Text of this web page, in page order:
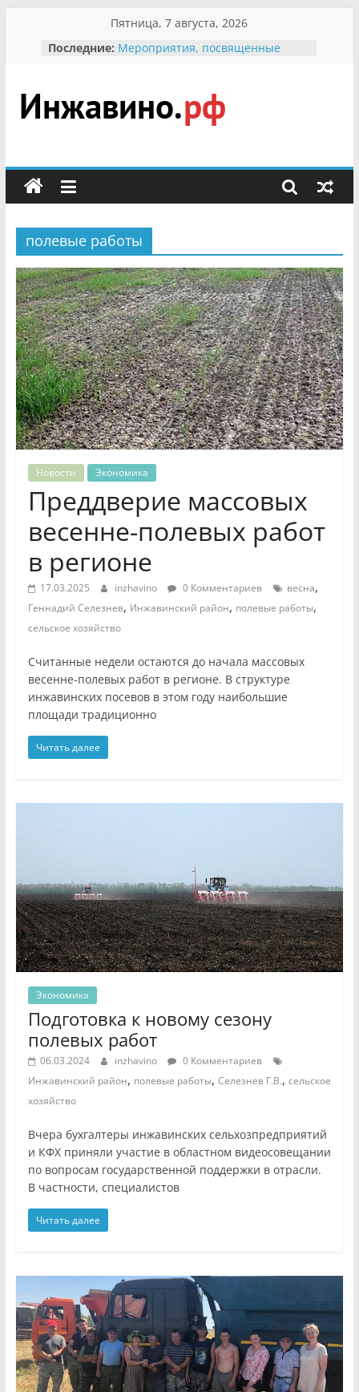
содержимому
Пятница, 7 августа, 2026
Последние: Мероприятия, посвященные
гражданин Инжавинского округа»
участнице Великой
Отечественной, фронтовичке
Безопасность в сети Интернет
мероприятии «Сохраним
первоцветы!»
В вольере Воронинского
заповедника родились крапчатые
суслики
Инжавино.рф
сельский
портал
полевые работы
Новости Экономика
Преддверие массовых
весенне-полевых работ
в регионе
17.03.2025 inzhavino 0 Комментариев весна,
Геннадий Селезнев, Инжавинский район, полевые работы,
сельское хозяйство
Считанные недели остаются до начала массовых
весенне-полевых работ в регионе. В структуре
инжавинских посевов в этом году наибольшие
площади традиционно
Читать далее
Экономика
Подготовка к новому сезону
полевых работ
06.03.2024 inzhavino
0 Комментариев
Инжавинский район, полевые работы, Селезнев Г.В., сельское
хозяйство
Вчера бухгалтеры инжавинских сельхозпредприятий
и КФХ приняли участие в областном видеосовещании
по вопросам государственной поддержки в отрасли.
В частности, специалистов
Читать далее